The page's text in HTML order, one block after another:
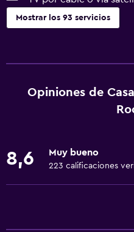
Mostrar los 93 servicios
Wifi gratis
Dispositivo hotspot móvil
Wifi disponible en todas las
Toallas
Extinguidor
Opiniones de
8,6 Muy bueno
223 calificaciones